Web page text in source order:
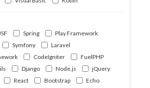
Spring
Play Framework
Symfony
Laravel
CodeIgniter
FuelPHP
Django Node.js
jQuery
React Bootstrap
Echo